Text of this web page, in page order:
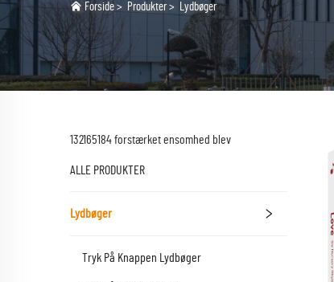
Forside > Produkter > Lydbøger
132165184 forstærket ensomhed blev
ALLE PRODUKTER
Lydbøger
Tryk På Knappen Lydbøger